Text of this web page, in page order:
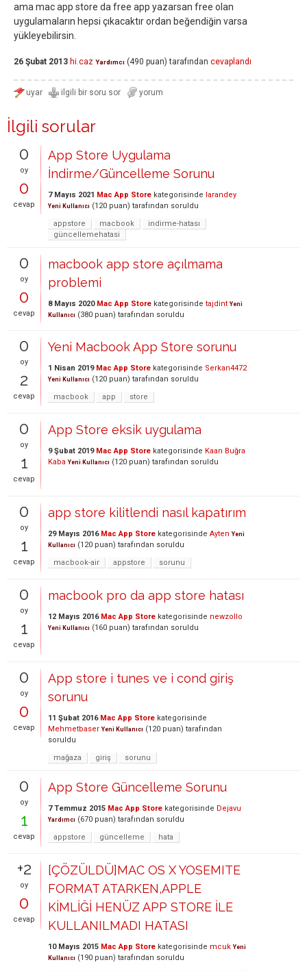
ama mac app store da free app yazarsan free olan
uygulamaların hepsi çıkacaktır ordan beğendiğin varsa
yükleyebilirsin.
26 Şubat 2013 hi.caz Yardımcı (490 puan) tarafından cevaplandı
İlgili sorular
0
oy
0
cevap
App Store Uygulama
İndirme/Güncelleme Sorunu
7 Mayıs 2021 Mac App Store kategorisinde larandey
Yeni Kullanıcı (120 puan) tarafından soruldu
appstore
macbook
indirme-hatası
güncellemehatasi
0
oy
0
cevap
macbook app store açılmama
problemi
8 Mayıs 2020 Mac App Store kategorisinde tajdint Yeni
Kullanıcı (380 puan) tarafından soruldu
0
oy
2
cevap
Yeni Macbook App Store sorunu
1 Nisan 2019 Mac App Store kategorisinde Serkan4472
Yeni Kullanıcı (120 puan) tarafından soruldu
macbook
app store
0
oy
1
cevap
App Store eksik uygulama
9 Şubat 2019 Mac App Store kategorisinde Kaan Buğra
Kaba Yeni Kullanıcı (120 puan) tarafından soruldu
0
oy
1
cevap
app store kilitlendi nasıl kapatırım
29 Mayıs 2016 Mac App Store kategorisinde Ayten Yeni
Kullanıcı (120 puan) tarafından soruldu
macbook-air
appstore sorunu
0
oy
1
cevap
macbook pro da app store hatası
12 Mayıs 2016 Mac App Store kategorisinde newzollo
Yeni Kullanıcı (160 puan) tarafından soruldu
0
oy
0
cevap
App store i tunes ve i cond giriş
sorunu
11 Şubat 2016 Mac App Store kategorisinde
Mehmetbaser Yeni Kullanıcı (120 puan) tarafından
soruldu
mağaza
giriş sorunu
0
oy
1
cevap
App Store Güncelleme Sorunu
7 Temmuz 2015 Mac App Store kategorisinde Dejavu
Yardımcı (670 puan) tarafından soruldu
appstore
güncelleme hata
+2
oy
0
cevap
[ÇÖZÜLDÜ]MAC OS X YOSEMITE
FORMAT ATARKEN,APPLE
KİMLİĞİ HENÜZ APP STORE İLE
KULLANILMADI HATASI
10 Mayıs 2015 Mac App Store kategorisinde mcuk Yeni
Kullanıcı (190 puan) tarafından soruldu